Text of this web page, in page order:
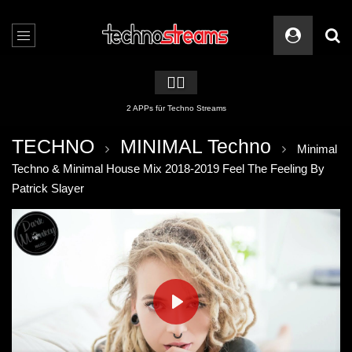
🏳️‍🌈
2 APPs für Techno Streams
TECHNO MINIMAL Techno
Minimal
Techno & Minimal House Mix 2018-2019 Feel The Feeling By
Patrick Slayer
PLAY